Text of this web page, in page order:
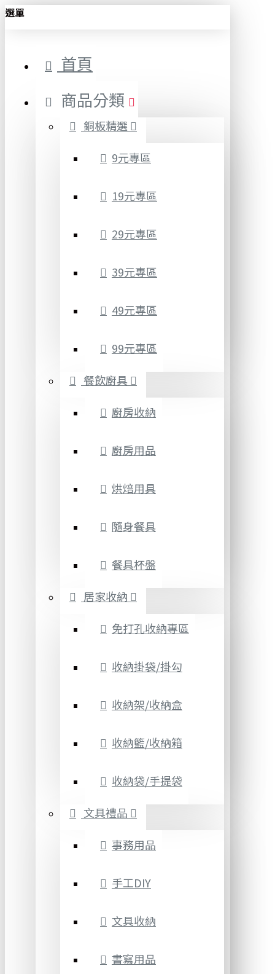
選單
首頁
商品分類
銅板精選
9元專區
19元專區
29元專區
39元專區
49元專區
99元專區
餐飲廚具
廚房收納
廚房用品
烘焙用具
隨身餐具
餐具杯盤
居家收納
免打孔收納專區
收納掛袋/掛勾
收納架/收納盒
收納籃/收納箱
收納袋/手提袋
文具禮品
事務用品
手工DIY
文具收納
書寫用品